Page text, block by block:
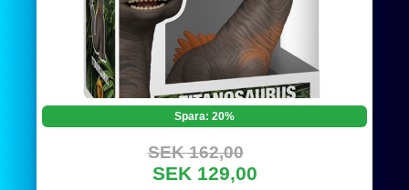
Spara: 20%
SEK 162,00
SEK 129,00